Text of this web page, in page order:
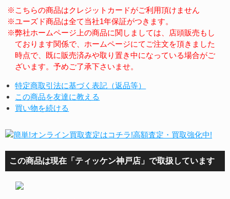
※こちらの商品はクレジットカードがご利用頂けません
※ユーズド商品は全て当社1年保証がつきます。
※弊社ホームページ上の商品に関しましては、店頭販売もし
ております関係で、ホームページにてご注文を頂きました
時点で、既に販売済みや取り置き中になっている場合がご
ざいます。予めご了承下さいませ。
特定商取引法に基づく表記（返品等）
この商品を友達に教える
買い物を続ける
この商品は現在「ティッケン神戸店」で取扱しています